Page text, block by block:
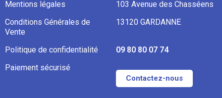
Mentions légales
Conditions Générales de
Vente
Politique de confidentialité
Paiement sécurisé
103 Avenue des Chasséens
13120 GARDANNE
09 80 80 07 74
Contactez-nous